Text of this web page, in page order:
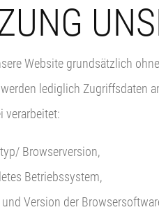
Website grundsätzlich
lediglich Zugriffsdaten
verarbeitet:
Browserversion,
Betriebssystem,
und Version der